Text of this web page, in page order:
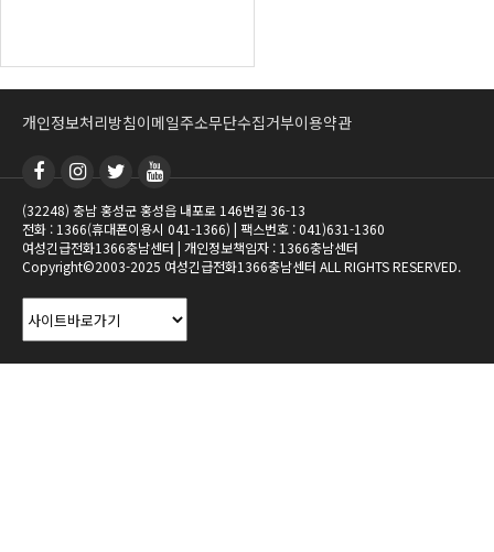
개인정보처리방침이메일주소무단수집거부이용약관
(32248) 충남 홍성군 홍성읍 내포로 146번길 36-13
전화 : 1366(휴대폰이용시 041-1366) | 팩스번호 : 041)631-1360
여성긴급전화1366충남센터 | 개인정보책임자 : 1366충남센터
Copyright©2003-2025 여성긴급전화1366충남센터 ALL RIGHTS RESERVED.